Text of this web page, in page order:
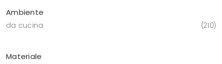
Ambiente
da cucina 210
Materiale